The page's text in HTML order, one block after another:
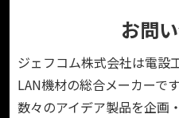
お問
ジェフコム株式会社は電設
LAN機材の総合メーカーです
数々のアイデア製品を企画